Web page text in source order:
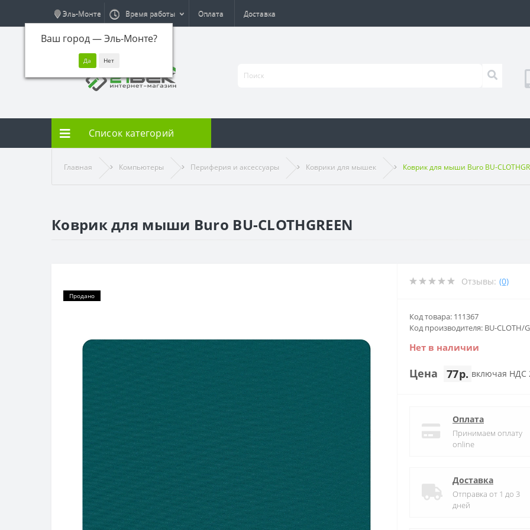
Эль-Монте
Ваш город —Эль-Монте?
Время работы Оплата Доставка
Список категорий
Главная Компьютеры Периферия и аксессуары Коврики для мышек Коврик для мыши Buro BU-
Коврик для мыши Buro BU-CLOTHGREEN
Продано
Отзывы: (0)
Код товара: 111367
Код производителя: BU-CLOTH/
Нет в наличии
Цена 77р. включая НДС
Оплата
Принимаем оплату
online
Доставка
Отправка от 1 до 3
дней